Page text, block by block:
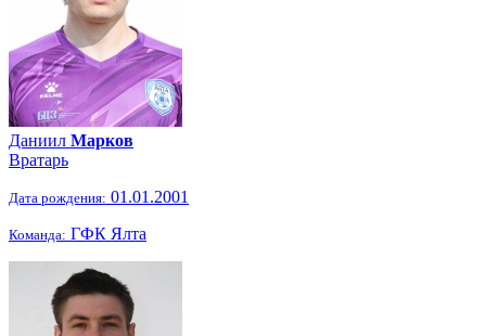
Даниил Марков
Вратарь
Дата рождения: 01.01.2001
Команда: ГФК Ялта